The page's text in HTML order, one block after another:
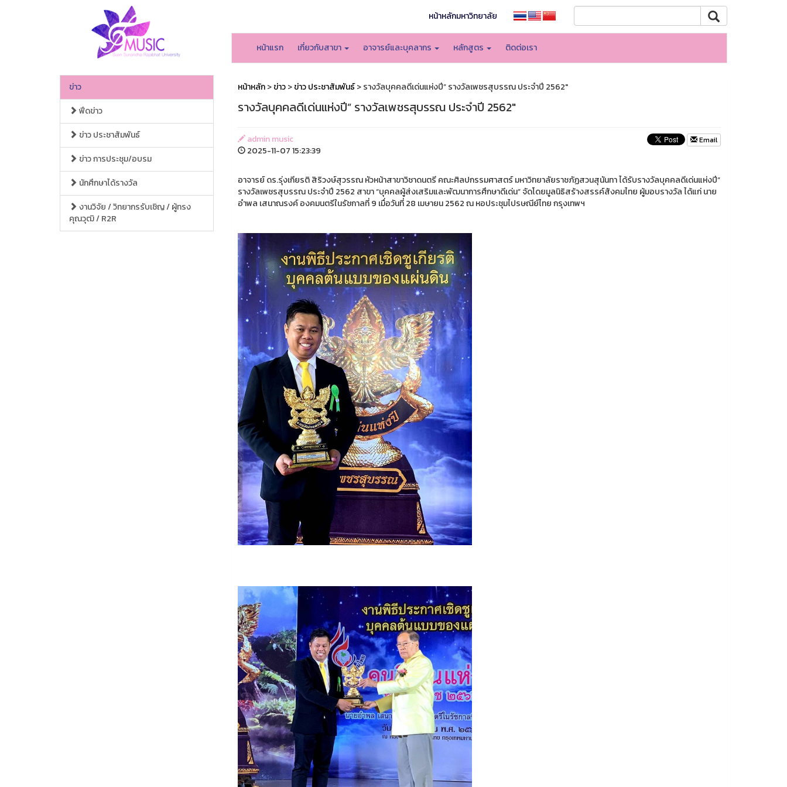
หน้าหลักมหาวิทยาลัย
หน้าแรก เกี่ยวกับสาขา อาจารย์และบุคลากร หลักสูตร ติดต่อเรา
ข่าว
ฟีดข่าว
ข่าว ประชาสัมพันธ์
ข่าว การประชุม/อบรม
นักศึกษาได้รางวัล
งานวิจัย / วิทยากรรับเชิญ / ผู้ทรง
คุณวุฒิ / R2R
หน้าหลัก>ข่าว>ข่าว ประชาสัมพันธ์> รางวัลบุคคลดีเด่นแห่งปี” รางวัลเพชรสุบรรณ ประจำปี 2562"
รางวัลบุคคลดีเด่นแห่งปี” รางวัลเพชรสุบรรณ ประจำปี 2562"
admin music
2025-11-07 15:23:39
Email
อาจารย์ ดร.รุ่งเกียรติ สิริวงษ์สุวรรณ หัวหน้าสาขาวิชาดนตรี คณะศิลปกรรมศาสตร์ มหาวิทยาลัยราชภัฏสวนสุนันทา ได้รับรางวัลบุคคลดีเด่นแห่งปี”
รางวัลเพชรสุบรรณ ประจำปี 2562 สาขา “บุคคลผู้ส่งเสริมและพัฒนาการศึกษาดีเด่น” จัดโดยมูลนิธิสร้างสรรค์สังคมไทย ผู้มอบรางวัล ได้แก่ นาย
อำพล เสนาณรงค์ องคมนตรีในรัชกาลที่ 9 เมื่อวันที่ 28 เมษายน 2562 ณ หอประชุมไปรษณีย์ไทย กรุงเทพฯ